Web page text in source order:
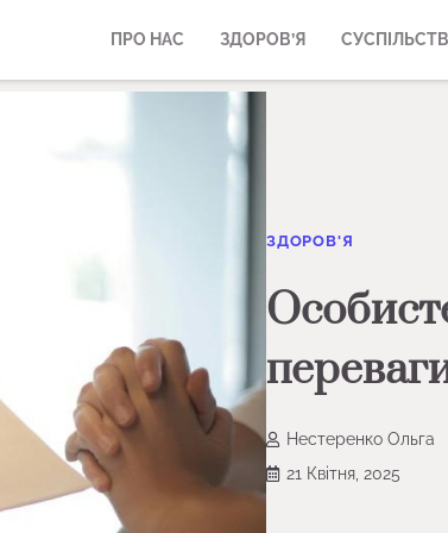
ПРО НАС ЗДОРОВ’Я
ЗДОРОВ'Я
Нестеренко Ольга
21 Квітня, 2025